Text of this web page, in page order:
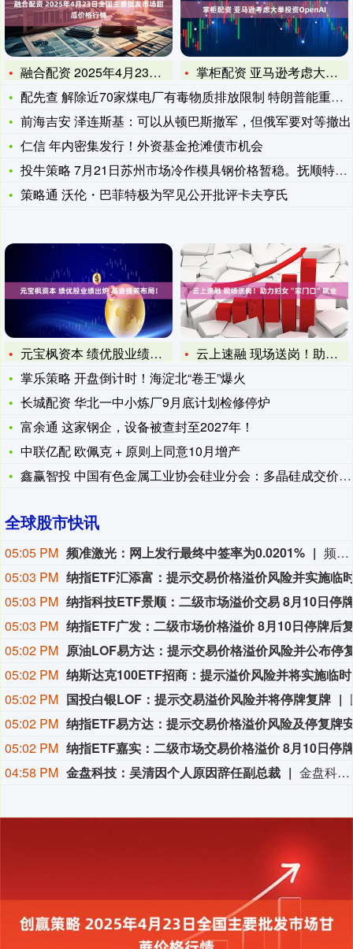
融合配资 2025年4月23日全国主要批发市场甜瓜价格行情
掌柜配资 亚马逊考虑大举投资OpenAI
配先查 解除近70家煤电厂有毒物质排放限制 特朗普能重振煤炭
前海吉安 泽连斯基：可以从顿巴斯撤军，但俄军要对等撤出
仁信 年内密集发行！外资基金抢滩债市机会
投牛策略 7月21日苏州市场冷作模具钢价格暂稳。抚顺特钢Cr
策略通 沃伦・巴菲特极为罕见公开批评卡夫亨氏
元宝枫资本 绩优股业绩出炉 基金提前布局！
云上速融 现场送岗！助力妇女“家门口”就业
掌乐策略 开盘倒计时！海淀北“卷王”爆火
长城配资 华北一中小炼厂9月底计划检修停炉
富余通 这家钢企，设备被查封至2027年！
中联亿配 欧佩克 + 原则上同意10月增产
鑫赢智投 中国有色金属工业协会硅业分会：多晶硅成交价延续上涨
全球股市快讯
05:05 PM 频准激光：网上发行最终中签率为0.0201%
频准激光8月9日公告，回拨机制启动后，网上发行最终中签率为0.0201%。
05:03 PM
05:03 PM
05:03 PM
05:02 PM
05:02 PM
纳斯
05:02 PM 国投白银LOF：提示交易溢价风险并将停牌复牌
05:02 PM
05:02 PM
04:58 PM 金盘科技：吴清因个人原因辞任副总裁 金盘科技8月9日公告，公司董事会于2026年8月7日收到副总裁吴清的辞职报告，吴清因个人原因申请辞去公司副总裁职务，辞职报告自送达公司董事会之日起生效，吴清仍在公司担任其他职务。